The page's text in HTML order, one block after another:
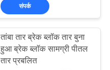
संपर्क
तांबा तार ब्रेक ब्लॉक तार बुना
हुआ ब्रेक ब्लॉक सामग्री पीतल
तार प्रबलित